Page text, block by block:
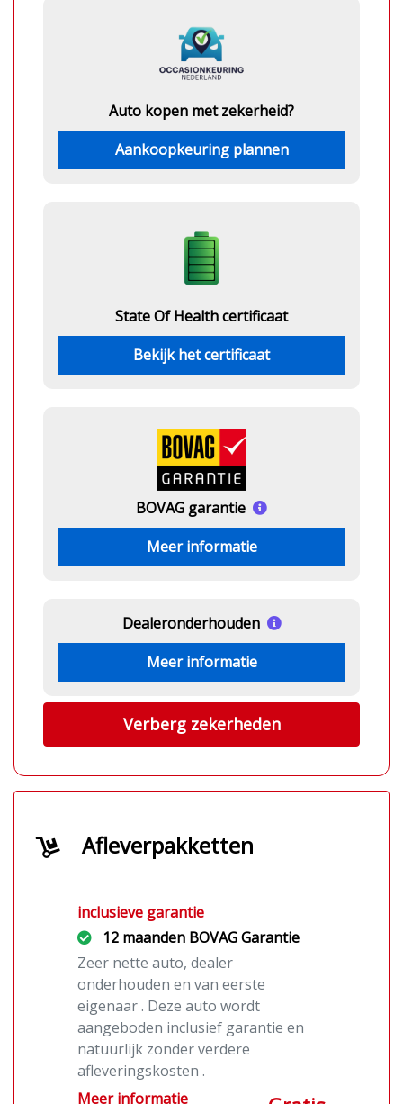
Auto kopen met zekerheid?
Aankoopkeuring plannen
State Of Health certificaat
Bekijk het certificaat
BOVAG garantie
Meer informatie
Dealeronderhouden
Meer informatie
Verberg zekerheden
Afleverpakketten
inclusieve garantie
12 maanden BOVAG Garantie
Zeer nette auto, dealer
onderhouden en van eerste
eigenaar . Deze auto wordt
aangeboden inclusief garantie en
natuurlijk zonder verdere
afleveringskosten .
Meer informatie